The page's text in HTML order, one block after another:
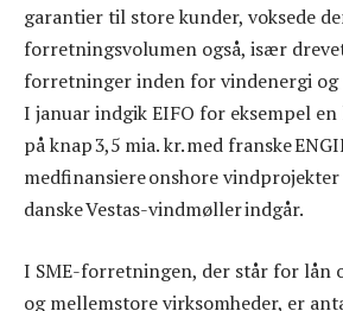
garantier til store kunder, voksede
forretningsvolumen også, især
forretninger inden for vindenergi
I januar indgik EIFO for eksempel
på knap 3,5 mia. kr. med franske
medfinansiere onshore
danske Vestas-vindmøller indgår.
I SME-forretningen, der står for lån
og mellemstore virksomheder, er